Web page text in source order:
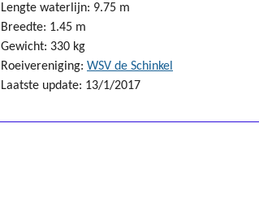
Lengte waterlijn: 9.75 m
Breedte: 1.45 m
Gewicht: 330 kg
Roeivereniging: WSV de Schinkel
Laatste update: 13/1/2017